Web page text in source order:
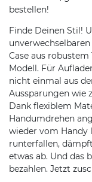
bestellen!
Finde Deinen Stil!
Case aus
Modell. Für
nicht einmal aus
Aussparungen wie
Dank flexiblem
Handumdrehen
wieder vom Handy
runterfallen,
etwas ab. Und das
bezahlen. Jetzt